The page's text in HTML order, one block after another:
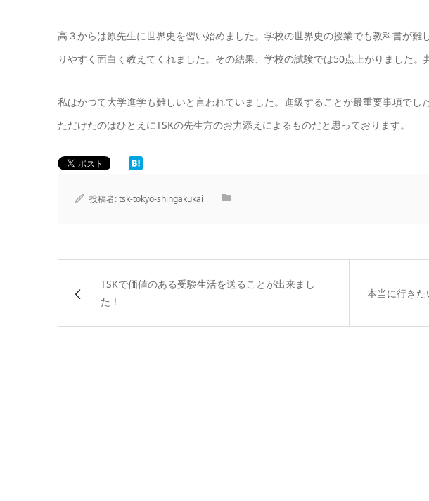
高３からは原先生に世界史を習い始めました。学校の世界史の授業でも教科書が
りやすく面白く教えてくれました。その結果、学校の試験では50点上がりました。
私はかつて大学進学も難しいと言われていました。進級することが最重要事項でし
ただけたのはひとえにTSKの先生方のお力添えによるものだと思っております。
投稿者:tsk-tokyo-shingakukai
TSKで価値のある受験生活を送ることが出来まし
た！
本当に行きた